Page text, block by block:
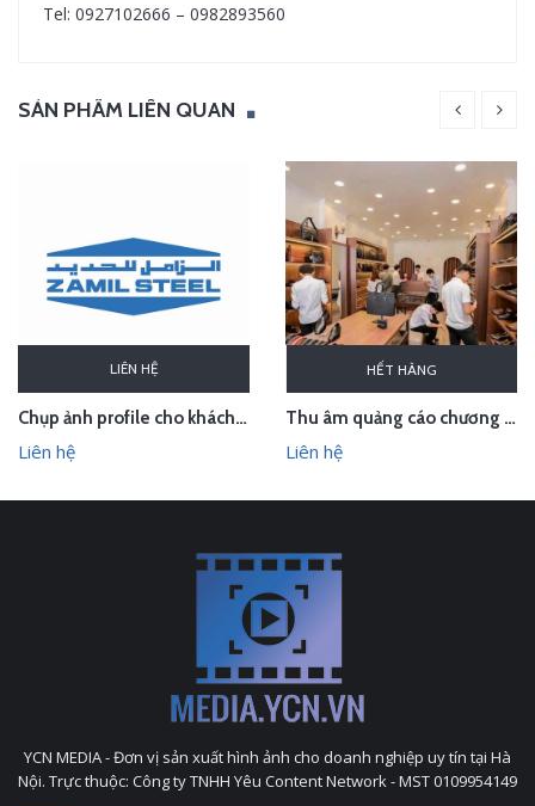
Tel: 0927102666 – 0982893560
SẢN PHẨM LIÊN QUAN
LIÊN HỆ
Chụp ảnh profile cho khách hàng Zamil Steel
Liên hệ
HẾT HÀNG
Thu âm quảng cáo chương trình khuyến mại cho Thế giới đồ da
Liên hệ
YCN MEDIA - Đơn vị sản xuất hình ảnh cho doanh nghiệp uy tín tại Hà
Nội. Trực thuộc: Công ty TNHH Yêu Content Network - MST 0109954149